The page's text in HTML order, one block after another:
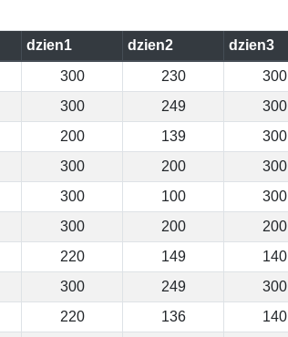
dzien1 dzien2 dzien3
300 230 300
300 249 300
200 139 300
300 200 300
300 100 300
300 200 200
220 149 140
300 249 300
220 136 140